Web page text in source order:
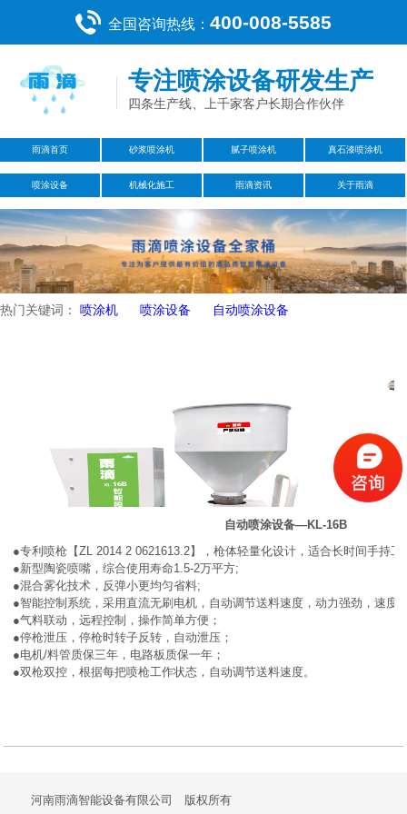
全国咨询热线：400-008-5585
专注喷涂设备研发生产
四条生产线、上千家客户长期合作伙伴
雨滴首页 砂浆喷涂机 腻子喷涂机 真石漆喷涂机
喷涂设备 机械化施工 雨滴资讯 关于雨滴
热门关键词： 喷涂机 喷涂设备 自动喷涂设备
自动喷涂设备—KL-16B
●专利喷枪【ZL 2014 2 0621613.2】，枪体轻量化设计，适合长时间手持工
●新型陶瓷喷嘴，综合使用寿命1.5-2万平方;
●混合雾化技术，反弹小更均匀省料;
●智能控制系统，采用直流无刷电机，自动调节送料速度，动力强劲，速度
●气料联动，远程控制，操作简单方便；
●停枪泄压，停枪时转子反转，自动泄压；
●电机/料管质保三年，电路板质保一年；
●双枪双控，根据每把喷枪工作状态，自动调节送料速度。
河南雨滴智能设备有限公司 版权所有